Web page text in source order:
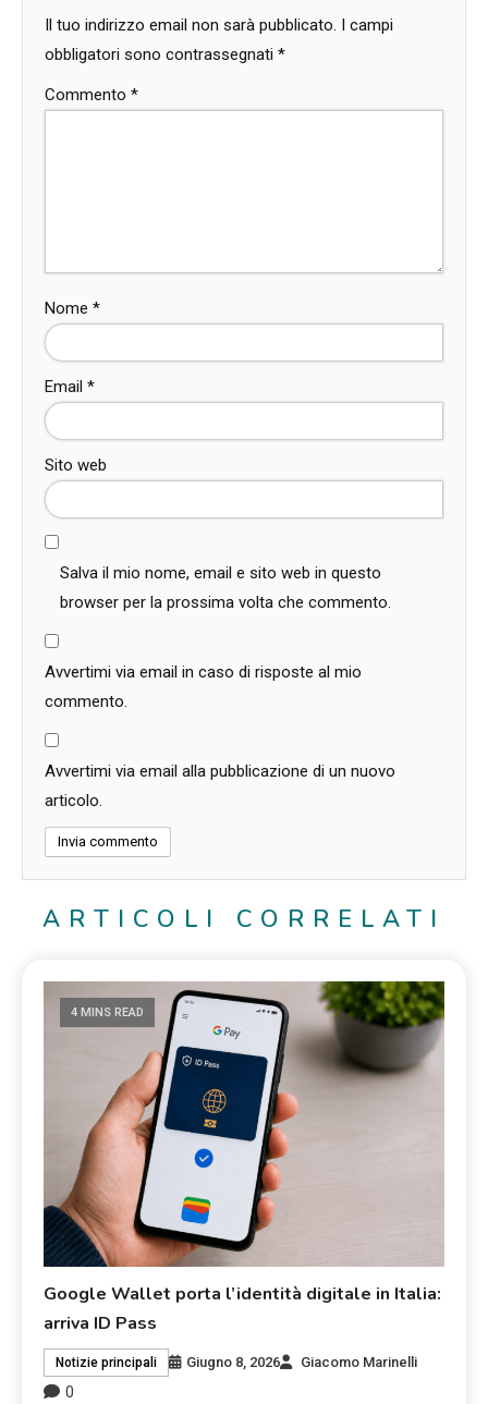
Il tuo indirizzo email non sarà pubblicato. I campi
obbligatori sono contrassegnati *
Commento *
Nome *
Email *
Sito web
Salva il mio nome, email e sito web in questo
browser per la prossima volta che commento.
Avvertimi via email in caso di risposte al mio
commento.
Avvertimi via email alla pubblicazione di un nuovo
articolo.
ARTICOLI CORRELATI
4 MINS READ
Google Wallet porta l’identità digitale in Italia:
arriva ID Pass
Notizie principali Giugno 8, 2026 Giacomo Marinelli
0